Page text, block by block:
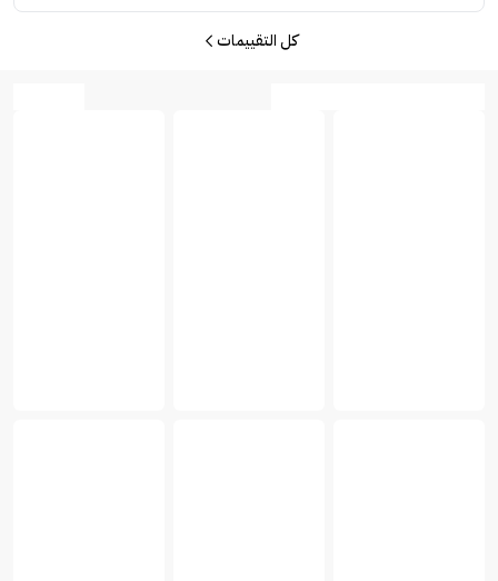
كل التقييمات